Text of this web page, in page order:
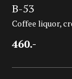
B-53
Coffee liquor,
460.-